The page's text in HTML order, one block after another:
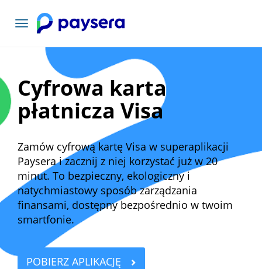
Toggle
navigation
Cyfrowa karta
płatnicza Visa
Zamów cyfrową kartę Visa w superaplikacji
Paysera i zacznij z niej korzystać już w 20
minut. To bezpieczny, ekologiczny i
natychmiastowy sposób zarządzania
finansami, dostępny bezpośrednio w twoim
smartfonie.
POBIERZ APLIKACJĘ